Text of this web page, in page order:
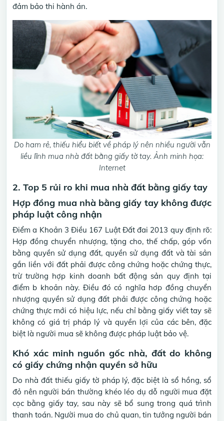
đảm bảo thi hành án.
Do ham rẻ, thiếu hiểu biết về pháp lý nên nhiều người vẫn
liều lĩnh mua nhà đất bằng giấy tờ tay. Ảnh minh họa:
Internet
2. Top 5 rủi ro khi mua nhà đất bằng giấy tay
Hợp đồng mua nhà bằng giấy tay không được
pháp luật công nhận
Điểm a Khoản 3 Điều 167 Luật Đất đai 2013 quy định rõ:
Hợp đồng chuyển nhượng, tặng cho, thế chấp, góp vốn
bằng quyền sử dụng đất, quyền sử dụng đất và tài sản
gắn liền với đất phải được công chứng hoặc chứng thực,
trừ trường hợp kinh doanh bất động sản quy định tại
điểm b khoản này. Điều đó có nghĩa hơp đồng chuyển
nhượng quyền sử dụng đất phải được công chứng hoặc
chứng thực mới có hiệu lực, nếu chỉ bằng giấy viết tay sẽ
không có giá trị pháp lý và quyền lợi của các bên, đặc
biệt là người mua sẽ không được pháp luật bảo vệ.
Khó xác minh nguồn gốc nhà, đất do không
có giấy chứng nhận quyền sở hữu
Do nhà đất thiếu giấy tờ pháp lý, đặc biệt là sổ hồng, sổ
đỏ nên người bán thường khéo léo dụ dỗ người mua đặt
cọc bằng giấy tay, sau này sẽ bổ sung trong quá trình
thanh toán. Người mua do chủ quan, tin tưởng người bán